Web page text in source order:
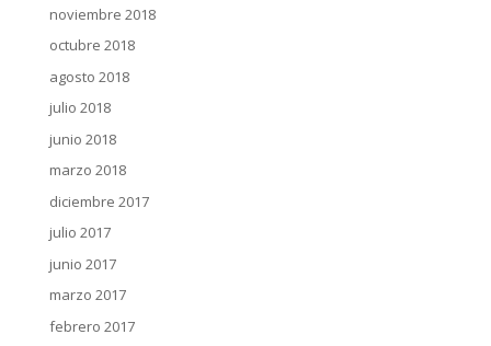
noviembre 2018
octubre 2018
agosto 2018
julio 2018
junio 2018
marzo 2018
diciembre 2017
julio 2017
junio 2017
marzo 2017
febrero 2017